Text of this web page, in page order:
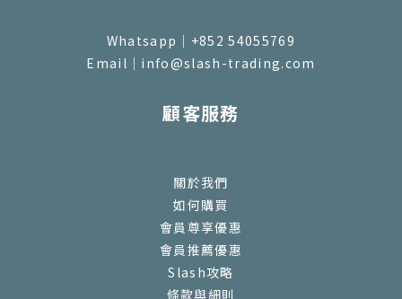
Whatsapp｜+852 54055769
Email｜info@slash-trading.com
顧客服務
關於我們
如何購買
會員尊享優惠
會員推薦優惠
Slash攻略
條款與細則